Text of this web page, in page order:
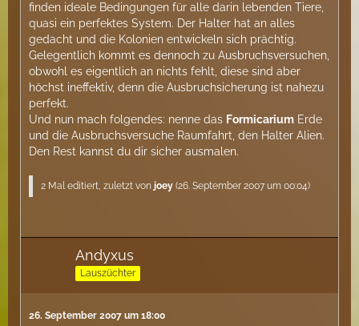
finden ideale Bedingungen für alle darin lebenden Tiere,
quasi ein perfektes System. Der Halter hat an alles
gedacht und die Kolonien entwickeln sich prächtig.
Gelegentlich kommt es dennoch zu Ausbruchsversuchen,
obwohl es eigentlich an nichts fehlt, diese sind aber
höchst ineffektiv, denn die Ausbruchsicherung ist nahezu
perfekt.
Und nun mach folgendes: nenne das Formicarium Erde
und die Ausbruchsversuche Raumfahrt, den Halter Alien.
Den Rest kannst du dir sicher ausmalen.
2 Mal editiert, zuletzt von joey (26. September 2007 um 00:04)
Andyxus
Lauszüchter
26. September 2007 um 18:00